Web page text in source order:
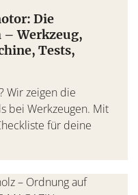
Die
Werkzeug,
Tests,
Wir zeigen die
bei Werkzeugen. Mit
für deine